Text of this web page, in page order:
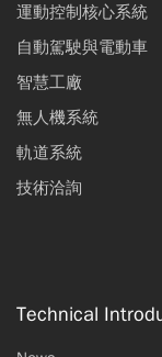
林景昱
PilotNet及其
運動控制核心系統
自動駕駛與電動車
智慧工廠
無人機系統
軌道系統
技術洽詢
Technical